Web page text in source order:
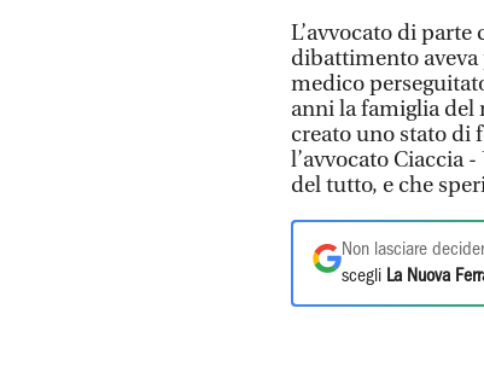
L’avvocato di
dibattimento
medico
anni la famiglia del
creato uno stato di
l’avvocato Ciaccia
del tutto, e che
Non lasciare
scegli La Nuova